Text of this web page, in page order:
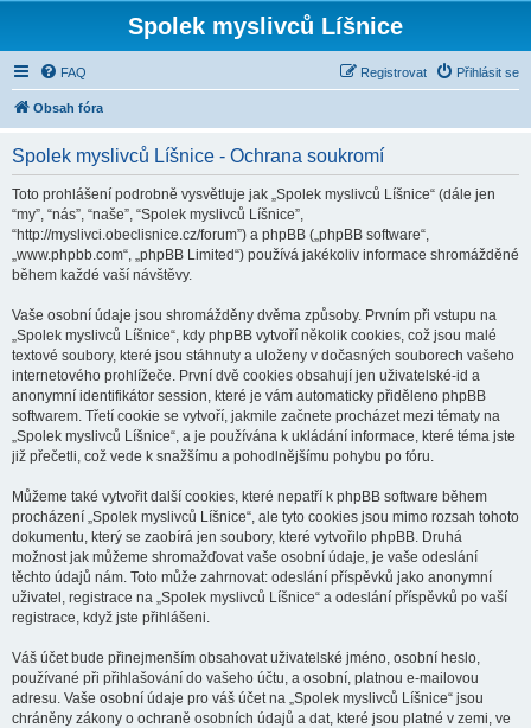
Spolek myslivců Líšnice
FAQ Přihlásit se
Registrovat
Obsah fóra
Spolek myslivců Líšnice - Ochrana soukromí
Toto prohlášení podrobně vysvětluje jak „Spolek myslivců Líšnice“ (dále jen
“my”, “nás”, “naše”, “Spolek myslivců Líšnice”,
“http://myslivci.obeclisnice.cz/forum”) a phpBB („phpBB software“,
„www.phpbb.com“, „phpBB Limited“) používá jakékoliv informace shromážděné
během každé vaší návštěvy.
Vaše osobní údaje jsou shromážděny dvěma způsoby. Prvním při vstupu na
„Spolek myslivců Líšnice“, kdy phpBB vytvoří několik cookies, což jsou malé
textové soubory, které jsou stáhnuty a uloženy v dočasných souborech vašeho
internetového prohlížeče. První dvě cookies obsahují jen uživatelské-id a
anonymní identifikátor session, které je vám automaticky přiděleno phpBB
softwarem. Třetí cookie se vytvoří, jakmile začnete procházet mezi tématy na
„Spolek myslivců Líšnice“, a je používána k ukládání informace, které téma jste
již přečetli, což vede k snažšímu a pohodlnějšímu pohybu po fóru.
Můžeme také vytvořit další cookies, které nepatří k phpBB software během
procházení „Spolek myslivců Líšnice“, ale tyto cookies jsou mimo rozsah tohoto
dokumentu, který se zaobírá jen soubory, které vytvořilo phpBB. Druhá
možnost jak můžeme shromažďovat vaše osobní údaje, je vaše odeslání
těchto údajů nám. Toto může zahrnovat: odeslání příspěvků jako anonymní
uživatel, registrace na „Spolek myslivců Líšnice“ a odeslání příspěvků po vaší
registrace, když jste přihlášeni.
Váš účet bude přinejmenším obsahovat uživatelské jméno, osobní heslo,
používané při přihlašování do vašeho účtu, a osobní, platnou e-mailovou
adresu. Vaše osobní údaje pro váš účet na „Spolek myslivců Líšnice“ jsou
chráněny zákony o ochraně osobních údajů a dat, které jsou platné v zemi, ve